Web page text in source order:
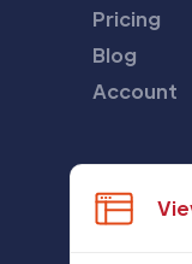
Pricing
Blog
Account